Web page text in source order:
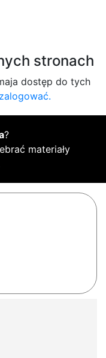
stronach
dostęp do tych
?
materiały